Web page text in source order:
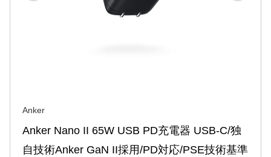
Anker
Anker Nano II 65W USB PD充電器 USB-C/独
自技術Anker GaN II採用/PD対応/PSE技術基準